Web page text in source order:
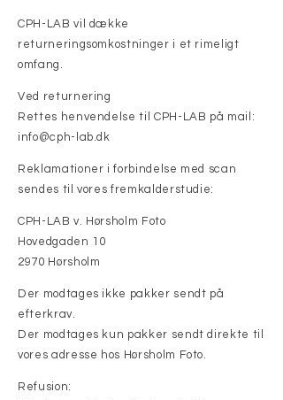
CPH-LAB vil dække
returneringsomkostninger i et rimeligt
omfang.
Ved returnering
Rettes henvendelse til CPH-LAB på mail:
info@cph-lab.dk
Reklamationer i forbindelse med scan
sendes til vores fremkalderstudie:
CPH-LAB v. Hørsholm Foto
Hovedgaden 10
2970 Hørsholm
Der modtages ikke pakker sendt på
efterkrav.
Der modtages kun pakker sendt direkte til
vores adresse hos Hørsholm Foto.
Refusion: